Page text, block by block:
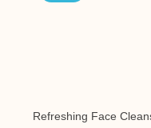
Refreshing Face